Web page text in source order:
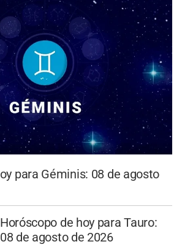
para Géminis: 08 de agosto
Horóscopo de hoy para Tauro:
08 de agosto de 2026